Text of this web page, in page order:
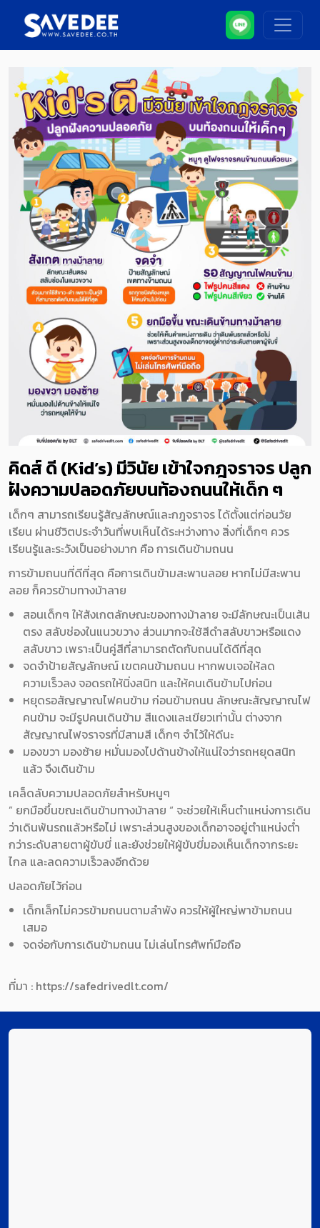
คิดส์ ดี (Kid’s) มีวินัย เข้าใจกฎจราจร ปลูก
ฝังความปลอดภัยบนท้องถนนให้เด็ก ๆ
เด็กๆ สามารถเรียนรู้สัญลักษณ์และกฎจราจร ได้ตั้งแต่ก่อนวัย
เรียน ผ่านชีวิตประจำวันที่พบเห็นได้ระหว่างทาง สิ่งที่เด็กๆ ควร
เรียนรู้และระวังเป็นอย่างมาก คือ การเดินข้ามถนน
การข้ามถนนที่ดีที่สุด คือการเดินข้ามสะพานลอย หากไม่มีสะพาน
ลอย ก็ควรข้ามทางม้าลาย
สอนเด็กๆ ให้สังเกตลักษณะของทางม้าลาย จะมีลักษณะเป็นเส้น
ตรง สลับช่องในแนวขวาง ส่วนมากจะใช้สีดำสลับขาวหรือแดง
สลับขาว เพราะเป็นคู่สีที่สามารถตัดกับถนนได้ดีที่สุด
จดจำป้ายสัญลักษณ์ เขตคนข้ามถนน หากพบเจอให้ลด
ความเร็วลง จอดรถให้นิ่งสนิท และให้คนเดินข้ามไปก่อน
หยุดรอสัญญาณไฟคนข้าม ก่อนข้ามถนน ลักษณะสัญญาณไฟ
คนข้าม จะมีรูปคนเดินข้าม สีแดงและเขียวเท่านั้น ต่างจาก
สัญญาณไฟจราจรที่มีสามสี เด็กๆ จำไว้ให้ดีนะ
มองขวา มองซ้าย หมั่นมองไปด้านข้างให้แน่ใจว่ารถหยุดสนิท
แล้ว จึงเดินข้าม
เคล็ดลับความปลอดภัยสำหรับหนูๆ
” ยกมือขึ้นขณะเดินข้ามทางม้าลาย “ จะช่วยให้เห็นตำแหน่งการเดิน
ว่าเดินพ้นรถแล้วหรือไม่ เพราะส่วนสูงของเด็กอาจอยู่ตำแหน่งต่ำ
กว่าระดับสายตาผู้ขับขี่ และยังช่วยให้ผู้ขับขี่มองเห็นเด็กจากระยะ
ไกล และลดความเร็วลงอีกด้วย
ปลอดภัยไว้ก่อน
เด็กเล็กไม่ควรข้ามถนนตามลำพัง ควรให้ผู้ใหญ่พาข้ามถนน
เสมอ
จดจ่อกับการเดินข้ามถนน ไม่เล่นโทรศัพท์มือถือ
ที่มา : https://safedrivedlt.com/